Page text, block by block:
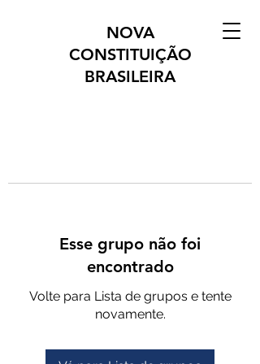
NOVA
CONSTITUIÇÃO
BRASILEIRA
Esse grupo não foi
encontrado
Volte para Lista de grupos e tente
novamente.